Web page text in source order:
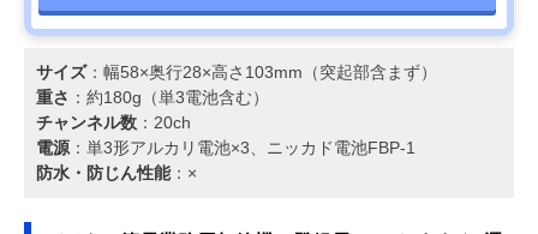
サイズ：幅58×奥行28×高さ103mm（突起部含まず）
重さ ：約180g（単3電池含む）
チャンネル数 ：20ch
電源 ：単3形アルカリ電池×3、ニッカド電池FBP-1
防水・防じん性能：×